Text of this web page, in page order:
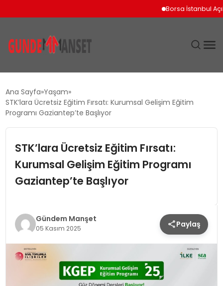
Borsa İstanbul
DÜNYA
SPOR
YAŞAM
Ana Sayfa Yaşam
STK’lara Ücretsiz Eğitim Fırsatı: Kurumsal Gelişim Eğitim
Programı Gaziantep’te Başlıyor
STK’lara Ücretsiz Eğitim Fırsatı:
Kurumsal Gelişim Eğitim Programı
Gaziantep’te Başlıyor
Gündem Manşet
05 Kasım 2025 Paylaş